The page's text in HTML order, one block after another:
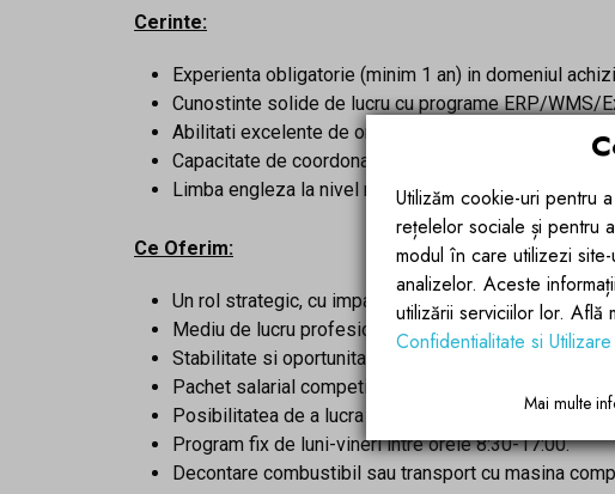
Cerinte:
Experienta obligatorie (minim 1 an) in domeniul
Cunostinte solide de lucru cu programe ERP/WMS/
Abilitati excelente de organizare, planificare si
Capacitate de coordonare si comunicare eficienta
Limba engleza la nivel mediu-avansat (scris) –
Ce Oferim:
Un rol strategic, cu impact direct in dezvoltarea
Mediu de lucru profesionist, intr-o firma aflata in
Stabilitate si oportunitati reale de dezvoltare pe
Pachet salarial competitiv, corelat cu experienta si
Posibilitatea de a lucra cu un portofoliu variat de
Program fix de luni-vineri intre orele 8:30-17:00.
Decontare combustibil sau transport cu masina
Utilizăm cookie-uri pentru
rețelelor sociale și pentru
modul în care utilizezi
analizelor. Aceste
utilizării serviciilor lor. Află
Confidentialitate si
Mai multe